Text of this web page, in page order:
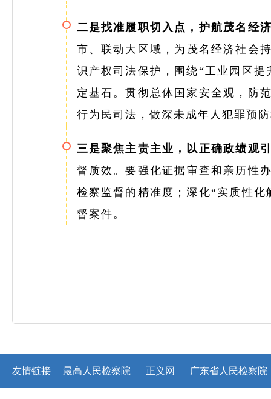
二是找准履职切入点，护航茂名经
市、联动大区域，为茂名经济社会
识产权司法保护，围绕“工业园区
定基石。贯彻总体国家安全观，防
行为民司法，做深未成年人犯罪预
三是聚焦主责主业，以正确政绩观
督质效。要强化证据审查和亲历性
检察监督的精准度；深化“实质性
督案件。
友情链接 最高人民检察院 正义网 广东省人民检察院